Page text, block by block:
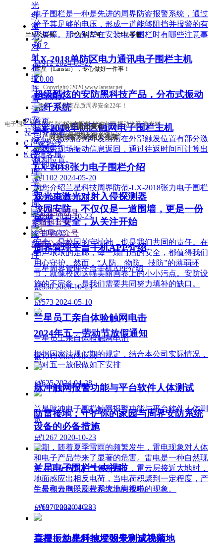
电子围栏是一种是先进的周界防盗报警系统，通过
给予其足够的电压，形成一道能够阻挡并报警的有
形屏障。那么别墅在安装电子围栏时有哪些注意事
项？
넶912 2024-05-27
超级酷炫的安防黑科技产品，分布式振动
光纤系统
技术原理：
定位：激光沿光纤发出后在外部触发位置有部分激
光携带现场振动信息返回，通过往返时间可计算出
扰动位置。
넶1102 2024-05-20
校园安防，不仅仅是一道围墙，更是一份
责任！安全，从关注开始
安全，是校园的守护神，也是我们共同的责任。在
书声琅琅的走廊，每一扇门后的安全，都值得我们
用心守护。然而，“人防、物防、技防”的薄弱环
节，就像校园这幅美丽画卷上的小小污点。安防设
施的不完备，是我们需要共同努力填补的缺口。
넶573 2024-05-10
2024年五一劳动节放假通知
根据国家法规假期的规定，结合本公司实际情况，
现对五一放假做如下安排
넶625 2024-04-28
防雷接地：守护你的家园与周界安防系统
设备的必备措施
近期，随着夏季雷雨的频繁发生，雷电现象对人体
和电子产品带来了显著的危害。雷电是一种自然现
象，是在特定的气象条件下，雷云层接近大地时，
地面感应出相反电荷，当电荷积聚到一定程度，产
生云和云间以及云和大地间放电的现象。
넶697 2024-04-28
喜报：兰星科技发明专利成功落地
LX-2018单防区电力通讯电子围栏主机
¥ 0.00
立即购买
LX-2018单防区触网电子围栏主机
¥ 0.00
立即购买
双光束激光对射入侵探测器
¥ 0.00
立即购买
你可能还喜欢
周界报警系统相关视频
LX-2018张力电子围栏介绍
为您介绍兰星科技周界防范-LX-2018张力电子围栏
系统的相关组成
넶241 2020-10-23
周界管理平台手机APP介绍
兰星周界管理平台手机APP介绍
넶950 2020-10-23
兰星员工亲自体验触网电击
兰星员工亲自体验触网电击
넶1212 2020-10-23
脉冲触网报警功能与平台软件人体测试
兰星脉冲电子围栏触网报警功能与平台软件人体测
试
넶1267 2020-10-23
兰星电子围栏上央视啦
兰星张力电子围栏系统上央视啦
넶1270 2020-10-23
兰星振动光纤地埋效果测试视频
兰星抖音号
兰星公众号
光
纤
激
光
对
射
相
控
阵
雷
达
安
防
综
合
管
理
平
台
周
界
系
统
配
件
兰星公众号 兰星抖音号 兰星客服
兰星（Lanstar），专心做好一件事！
Copyright©2020 www.lanstar.net
兰星～专注高品质周界安全22年！
电子围栏,牧场围栏,脉冲张力围栏,脉冲电网,振动光纤,激光对
射,深圳兰星周界报警系统厂家
낀 首页
뀵 周界报警
ꂅ 厂家热线
ꁱ 微信客服